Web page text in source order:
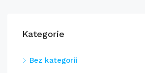
Kategorie
Bez kategorii